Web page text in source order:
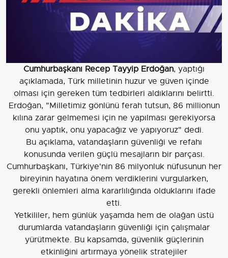
Cumhurbaşkanı Recep Tayyip Erdoğan, yaptığı
açıklamada, Türk milletinin huzur ve güven içinde
olması için gereken tüm tedbirleri aldıklarını belirtti.
Erdoğan, "Milletimiz gönlünü ferah tutsun, 86 millionun
kılına zarar gelmemesi için ne yapılması gerekiyorsa
onu yaptık, onu yapacağız ve yapıyoruz" dedi.
Bu açıklama, vatandaşların güvenliği ve refahı
konusunda verilen güçlü mesajların bir parçası.
Cumhurbaşkanı, Türkiye'nin 86 milyonluk nüfusunun her
bireyinin hayatına önem verdiklerini vurgularken,
gerekli önlemleri alma kararlılığında olduklarını ifade
etti.
Yetkililer, hem günlük yaşamda hem de olağan üstü
durumlarda vatandaşların güvenliği için çalışmalar
yürütmekte. Bu kapsamda, güvenlik güçlerinin
etkinliğini artırmaya yönelik stratejiler